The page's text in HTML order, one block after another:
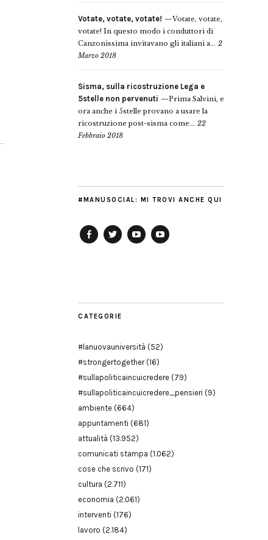
Votate, votate, votate!
Votate, votate,
votate! In questo modo i conduttori di
Canzonissima invitavano gli italiani a... 2
Marzo 2018
Sisma, sulla ricostruzione Lega e
5stelle non pervenuti
Prima Salvini, e
ora anche i 5stelle provano a usare la
ricostruzione post-sisma come... 22
Febbraio 2018
#MANUSOCIAL: MI TROVI ANCHE QUI
CATEGORIE
#lanuovauniversità (52)
#strongertogether(16)
#sullapoliticaincuicredere (79)
#sullapoliticaincuicredere_pensieri (9)
ambiente (664)
appuntamenti (681)
attualità (13.952)
comunicati stampa (1.062)
cose che scrivo (171)
cultura (2.711)
economia (2.061)
interventi (176)
lavoro (2.184)